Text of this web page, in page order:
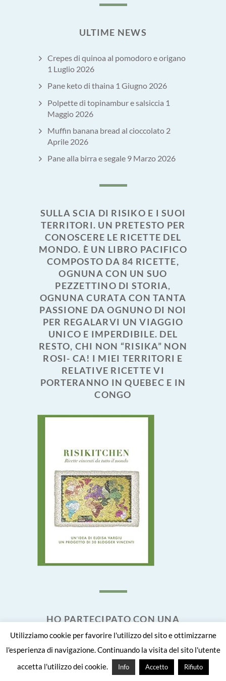
ULTIME NEWS
Crepes di quinoa al pomodoro e origano
1 Luglio 2026
Pane keto di thaina 1 Giugno 2026
Polpette di topinambur e salsiccia 1
Maggio 2026
Muffin banana bread al cioccolato 2
Aprile 2026
Pane alla birra e segale 9 Marzo 2026
SULLA SCIA DI RISIKO E I SUOI
TERRITORI. UN PRETESTO PER
CONOSCERE LE RICETTE DEL
MONDO. È UN LIBRO PACIFICO
COMPOSTO DA 84 RICETTE,
OGNUNA CON UN SUO
PEZZETTINO DI STORIA,
OGNUNA CURATA CON TANTA
PASSIONE DA OGNUNO DI NOI
PER REGALARVI UN VIAGGIO
UNICO E IMPERDIBILE. DEL
RESTO, CHI NON “RISIKA” NON
ROSI- CA! I MIEI TERRITORI E
RELATIVE RICETTE VI
PORTERANNO IN QUEBEC E IN
CONGO
HO PARTECIPATO CON UNA
MIA RICETTA A QUESTO LIBRO
Utilizziamo cookie per favorire l'utilizzo del sito e ottimizzarne
l'esperienza di navigazione. Continuando la visita del sito l'utente
accetta l'utilizzo dei cookie.
Info Accetto Rifiuto